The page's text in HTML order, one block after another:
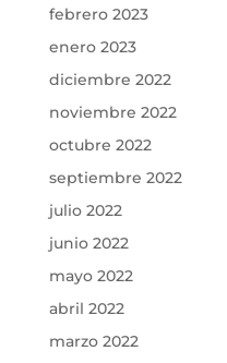
febrero 2023
enero 2023
diciembre 2022
noviembre 2022
octubre 2022
septiembre 2022
julio 2022
junio 2022
mayo 2022
abril 2022
marzo 2022